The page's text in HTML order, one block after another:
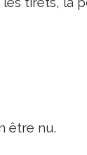
être nu.